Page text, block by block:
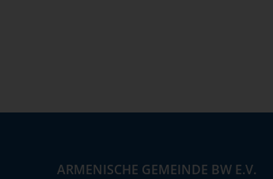
ARMENISCHE GEMEINDE BW E.V.